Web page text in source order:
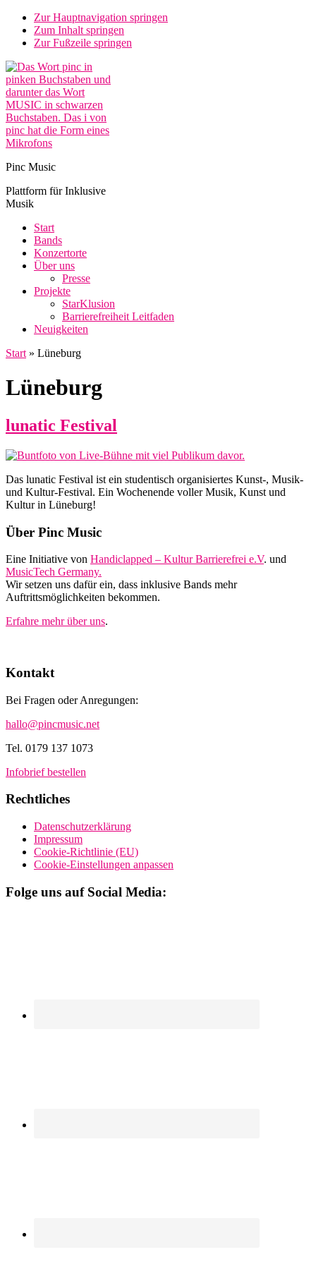
Zur Hauptnavigation springen
Zum Inhalt springen
Zur Fußzeile springen
Pinc Music
Plattform für Inklusive
Musik
Start
Bands
Konzertorte
Über uns
Presse
Projekte
StarKlusion
Barrierefreiheit Leitfaden
Neuigkeiten
Start » Lüneburg
Lüneburg
lunatic Festival
Das lunatic Festival ist ein studentisch organisiertes Kunst-, Musik-
und Kultur-Festival. Ein Wochenende voller Musik, Kunst und
Kultur in Lüneburg!
Footer
Über Pinc Music
Eine Initiative von Handiclapped – Kultur Barrierefrei e.V. und
MusicTech Germany.
Wir setzen uns dafür ein, dass inklusive Bands mehr
Auftrittsmöglichkeiten bekommen.
Erfahre mehr über uns.
Kontakt
Bei Fragen oder Anregungen:
hallo@pincmusic.net
Tel. 0179 137 1073
Infobrief bestellen
Rechtliches
Datenschutzerklärung
Impressum
Cookie-Richtlinie (EU)
Cookie-Einstellungen anpassen
Folge uns auf Social Media: